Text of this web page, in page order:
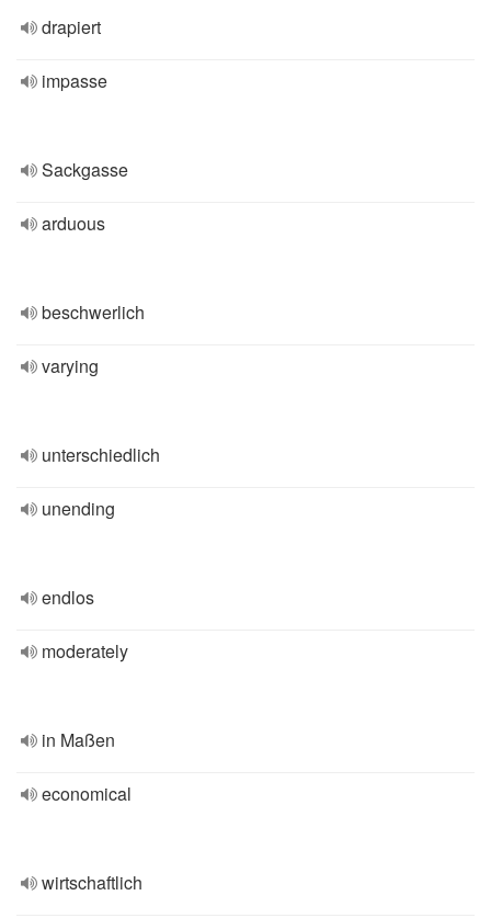
drapiert
impasse
Sackgasse
arduous
beschwerlich
varying
unterschiedlich
unending
endlos
moderately
in Maßen
economical
wirtschaftlich